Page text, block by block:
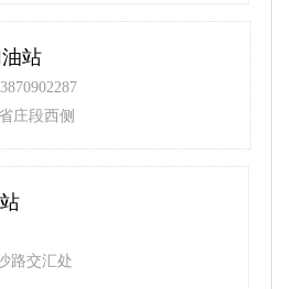
站
庄段西侧
路交汇处